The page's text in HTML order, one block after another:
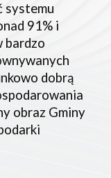
systemu
91% i
bardzo
dobrą
obraz Gminy